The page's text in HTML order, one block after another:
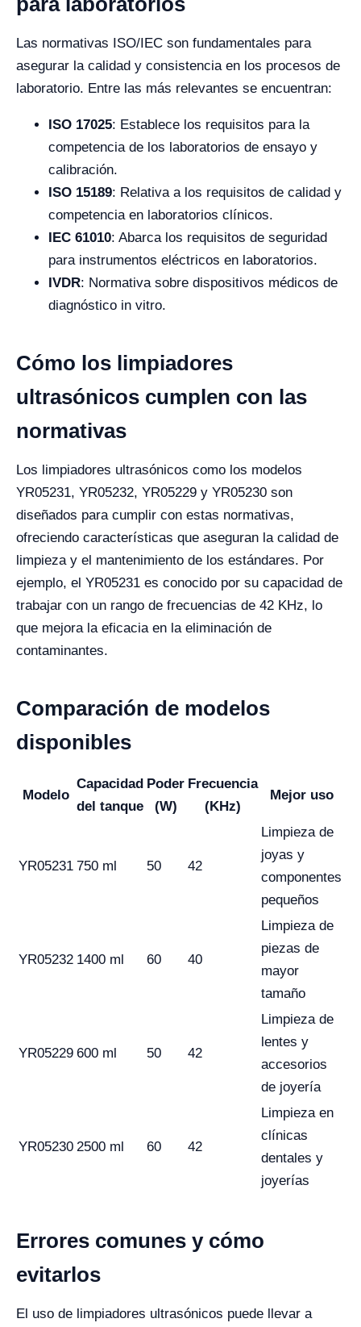
Las normativas ISO/IEC son fundamentales para
asegurar la calidad y consistencia en los procesos de
laboratorio. Entre las más relevantes se encuentran:
ISO 17025: Establece los requisitos para la
competencia de los laboratorios de ensayo y
calibración.
ISO 15189: Relativa a los requisitos de calidad y
competencia en laboratorios clínicos.
IEC 61010: Abarca los requisitos de seguridad
para instrumentos eléctricos en laboratorios.
IVDR: Normativa sobre dispositivos médicos de
diagnóstico in vitro.
Cómo los limpiadores
ultrasónicos cumplen con las
normativas
Los limpiadores ultrasónicos como los modelos
YR05231, YR05232, YR05229 y YR05230 son
diseñados para cumplir con estas normativas,
ofreciendo características que aseguran la calidad de
limpieza y el mantenimiento de los estándares. Por
ejemplo, el YR05231 es conocido por su capacidad de
trabajar con un rango de frecuencias de 42 KHz, lo
que mejora la eficacia en la eliminación de
contaminantes.
Comparación de modelos
disponibles
Modelo
Capacidad
del tanque
Poder
(W)
Frecuencia
(KHz)
Mejor uso
YR05231 750 ml 50 42
Limpieza de
joyas y
componentes
pequeños
YR05232 1400 ml 60 40
Limpieza de
piezas de
mayor
tamaño
YR05229 600 ml 50 42
Limpieza de
lentes y
accesorios
de joyería
YR05230 2500 ml 60 42
Limpieza en
clínicas
dentales y
joyerías
Errores comunes y cómo
evitarlos
El uso de limpiadores ultrasónicos puede llevar a